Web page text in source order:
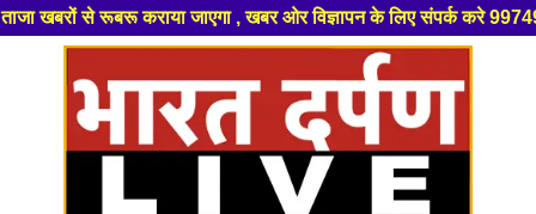
ओर विज्ञापन के लिए संपर्क करे 9974940324 8955950335 ,हमारे